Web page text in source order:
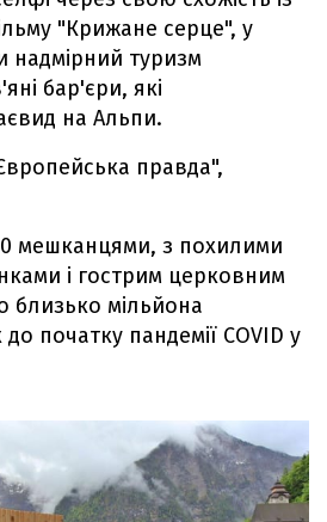
"Крижане серце", у
надмірний туризм
бар'єри, які
на Альпи.
правда",
мешканцями, з похилими
і гострим церковним
мільйона
до початку пандемії COVID у